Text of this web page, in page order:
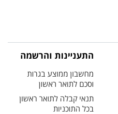
התעניינות והרשמה
מחשבון ממוצע בגרות
וסכם לתואר ראשון
תנאי קבלה לתואר ראשון
בכל התוכניות